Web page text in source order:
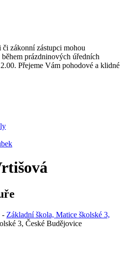
či zákonní zástupci mohou
prázdninových úředních
Přejeme Vám pohodové a klidné
- Základní škola, Matice školské 3,
3, České Budějovice